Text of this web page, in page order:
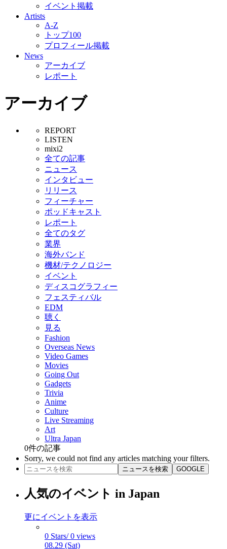
イベント掲載
Artists
A-Z
トップ100
プロフィール掲載
News
アーカイブ
レポート
アーカイブ
REPORT
LISTEN
mixi2
全ての記事
ニュース
インタビュー
リリース
フィーチャー
ポッドキャスト
レポート
全てのタグ
業界
海外バンド
機材/テクノロジー
イベント
ディスコグラフィー
フェスティバル
EDM
聴く
見る
Fashion
Overseas News
Video Games
Movies
Going Out
Gadgets
Trivia
Anime
Culture
Live Streaming
Art
Ultra Japan
0件の記事
Sorry, we could not find any articles matching your filters.
ニュースを検索 GOOGLE
人気のイベント in Japan
更にイベントを表示
0 Stars/ 0 views
08.29 (Sat)